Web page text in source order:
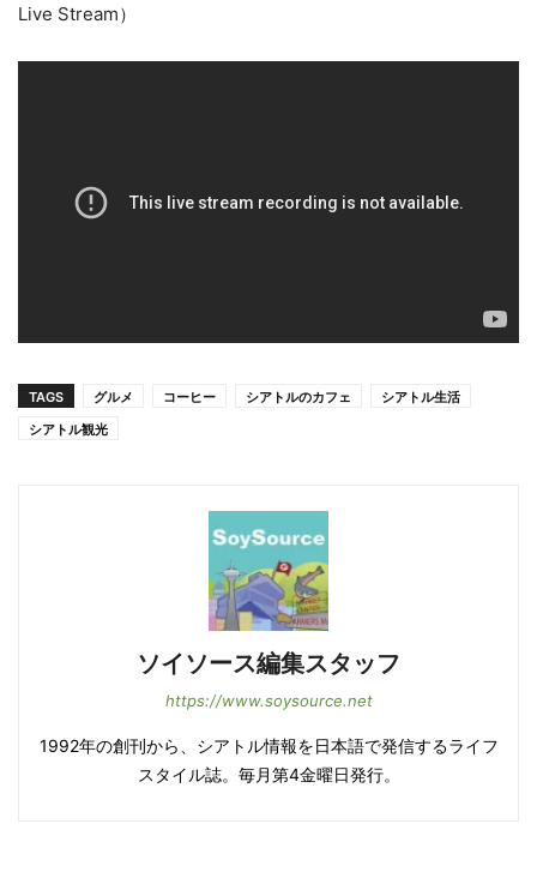
Live Stream）
TAGS グルメ コーヒー シアトルのカフェ
シアトル生活
シアトル観光
ソイソース編集スタッフ
https://www.soysource.net
1992年の創刊から、シアトル情報を日本語で発信するライフ
スタイル誌。毎月第4金曜日発行。